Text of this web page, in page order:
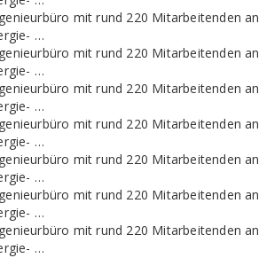
mit rund 220 Mitarbeitenden an
…
mit rund 220 Mitarbeitenden an
…
mit rund 220 Mitarbeitenden an
…
mit rund 220 Mitarbeitenden an
…
mit rund 220 Mitarbeitenden an
…
mit rund 220 Mitarbeitenden an
…
mit rund 220 Mitarbeitenden an
…